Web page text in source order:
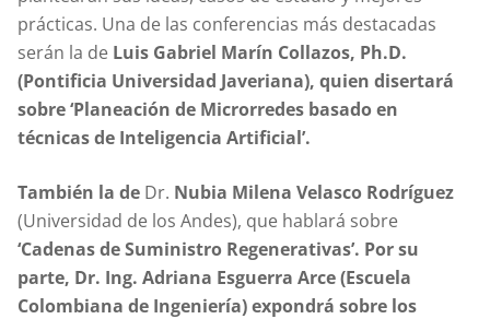
prácticas. Una de las conferencias más destacadas
serán la de Luis Gabriel Marín Collazos, Ph.D.
(Pontificia Universidad Javeriana), quien disertará
sobre ‘Planeación de Microrredes basado en
técnicas de Inteligencia Artificial’.
También la de Dr. Nubia Milena Velasco Rodríguez
(Universidad de los Andes), que hablará sobre
‘Cadenas de Suministro Regenerativas’. Por su
parte, Dr. Ing. Adriana Esguerra Arce (Escuela
Colombiana de Ingeniería) expondrá sobre los